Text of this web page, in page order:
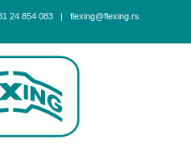
24 854 083 | flexing@flexing.rs